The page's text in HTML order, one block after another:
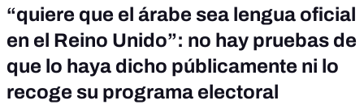
“quiere que el árabe sea lengua oficial
en el Reino Unido”: no hay pruebas de
que lo haya dicho públicamente ni lo
recoge su programa electoral